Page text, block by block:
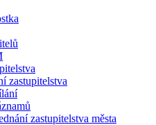
zastupitelstva
zastupitelstva města